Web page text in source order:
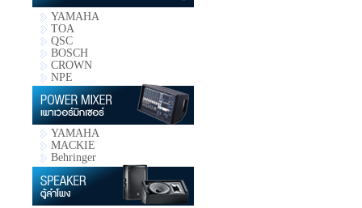
YAMAHA
TOA
QSC
BOSCH
CROWN
NPE
YAMAHA
MACKIE
Behringer